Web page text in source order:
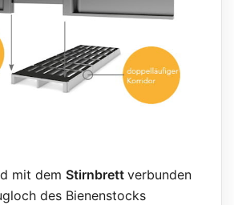
mit dem Stirnbrett verbunden
des Bienenstocks